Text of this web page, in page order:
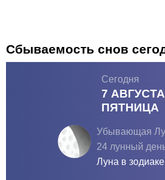
Сбываемость снов
Сегодня
7
ПЯТНИЦА
Убывающая
24 лунный
Луна в зодиаке